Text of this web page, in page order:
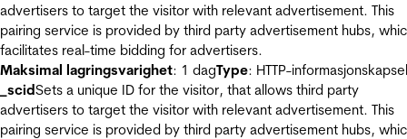
advertisers to target the visitor with relevant advertisement. This
pairing service is provided by third party advertisement hubs,
facilitates real-time bidding for advertisers.
Maksimal lagringsvarighet: 1 dagType: HTTP-informasjonskapsel
_scidSets a unique ID for the visitor, that allows third party
advertisers to target the visitor with relevant advertisement. This
pairing service is provided by third party advertisement hubs,